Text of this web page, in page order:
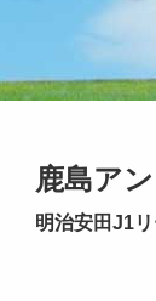
鹿島ア
明治安田J1